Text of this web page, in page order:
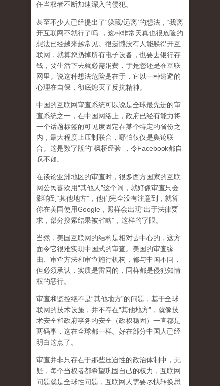
任当权者不断加速深入的侵犯。
甚至不少人已经提出了“躲藏/远离”的想法，“我离
开互联网不就行了吗”，这种非常天真也很危险的
想法已经越来越常见。很遗憾没有人能躲得开互
联网，就算您扔掉所有电子设备，也要去银行存
钱，要生活下去就必需消费，于是您还是在互联
网里。说这种想法危险是在于，它以一种逃避的
心理在自保，彻底熄灭了反抗精神。
中国的互联网审查系统可以说是全球最先进的审
查系统之一，在中国网络上，政府已经有能力将
一个话题标签的可见度固定在某个特定的省份之
内，最大程度上压制联合 ，哪怕仅仅是舆论联
合。这是数字版的“枫桥经验”，令Facebook都自
叹不如。
在谈论亚洲地区的审查时，很多西方国家的互联
网公民喜欢用“其他人”这个词，就好像审查只会
影响到“其他地方”，他们完全没有注意到， 就算
你在美国使用Google，照样会出现“出于法律要
求，部分搜索结果被省略”，这样的字眼。
当然，美国互联网的结构是相对去中心的，这方
面令它很难实现中国式的审查。美国的审查缘
由、审查方法和审查施行机构，都与中国不同，
但必须承认， 实质是雷同的，同样都是侵犯知情
权的恶行。
审查和监控绝不是“其他地方”的问题，基于全球
联网的技术设施，并不存在“其他地方”，就像技
术安全和政府事务的安全（政权稳固）一直都是
两码事，这在全球都一样。好在部分中国人已经
明白这点了。
审查并非只存在于那些压迫性的政治体制中，无
疑，每个当权者都希望巩固自己的权力，互联网
问题就是全球性问题，互联网人需要尽快转换思